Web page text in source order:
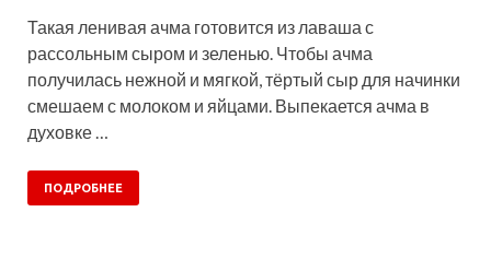
Такая ленивая ачма готовится из лаваша с
рассольным сыром и зеленью. Чтобы ачма
получилась нежной и мягкой, тёртый сыр для начинки
смешаем с молоком и яйцами. Выпекается ачма в
духовке …
ПОДРОБНЕЕ